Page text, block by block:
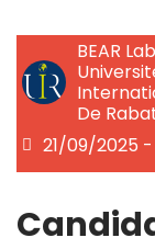
BEAR
De
21/09/2025